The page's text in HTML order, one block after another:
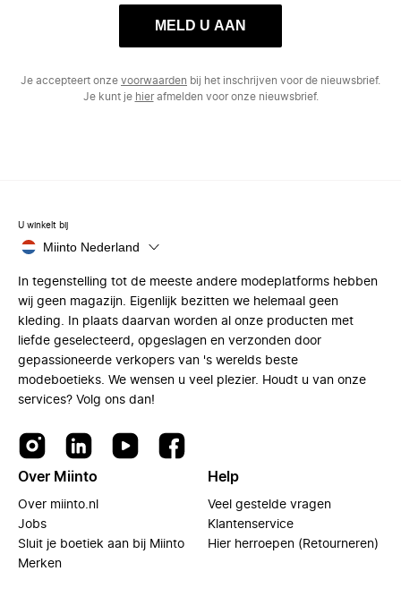
MELD U AAN
Je accepteert onze voorwaarden bij het inschrijven voor de nieuwsbrief.
Je kunt je hierafmelden voor onze nieuwsbrief.
U winkelt bij
Miinto Nederland
In tegenstelling tot de meeste andere modeplatforms hebben
wij geen magazijn. Eigenlijk bezitten we helemaal geen
kleding. In plaats daarvan worden al onze producten met
liefde geselecteerd, opgeslagen en verzonden door
gepassioneerde verkopers van 's werelds beste
modeboetieks. We wensen u veel plezier. Houdt u van onze
services? Volg ons dan!
Over Miinto
Over miinto.nl
Jobs
Sluit je boetiek aan bij Miinto
Merken
Help
Veel gestelde vragen
Klantenservice
Hier herroepen (Retourneren)